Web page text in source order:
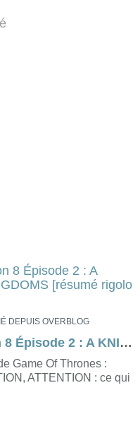
DEPUIS OVERBLOG
GAME OF THRONES Saison 8 Épisode 2 : A KNIGHT OF THE SEVEN KINGDOMS [résumé rigolo détaillé et commenté]
Game Of Thrones :
ATTENTION : ce qui